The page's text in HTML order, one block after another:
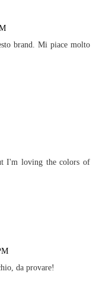
brand. Mi piace molto
I'm loving the colors of
da provare!